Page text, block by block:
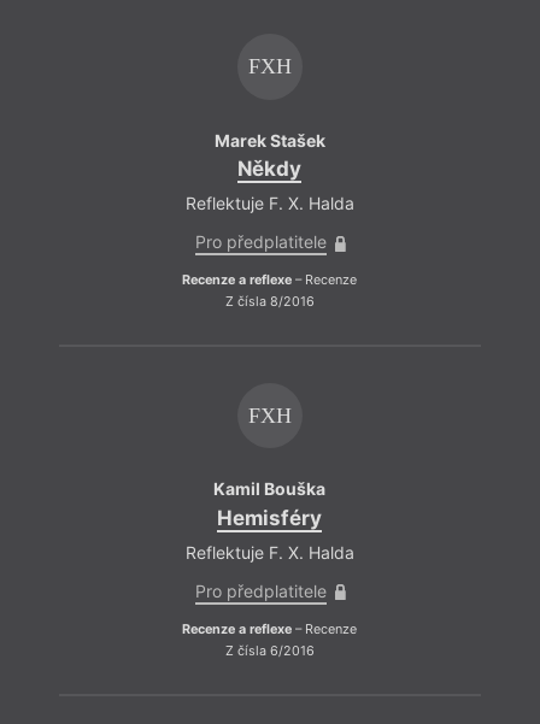
FXH
Marek Stašek
Někdy
Reflektuje F. X. Halda
Pro předplatitele
Recenze a reflexe – Recenze
Z čísla 8/2016
FXH
Kamil Bouška
Hemisféry
Reflektuje F. X. Halda
Pro předplatitele
Recenze a reflexe – Recenze
Z čísla 6/2016